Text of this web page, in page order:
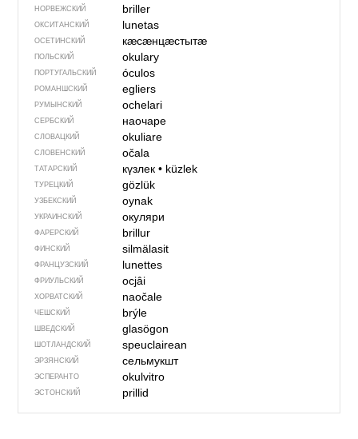
НОРВЕЖСКИЙ briller
ОКСИТАНСКИЙ lunetas
ОСЕТИНСКИЙ кӕсӕнцӕстытӕ
ПОЛЬСКИЙ okulary
ПОРТУГАЛЬСКИЙ óculos
РОМАНШСКИЙ egliers
РУМЫНСКИЙ ochelari
СЕРБСКИЙ наочаре
СЛОВАЦКИЙ okuliare
СЛОВЕНСКИЙ očala
ТАТАРСКИЙ күзлек• küzlek
ТУРЕЦКИЙ gözlük
УЗБЕКСКИЙ oynak
УКРАИНСКИЙ окуляри
ФАРЕРСКИЙ brillur
ФИНСКИЙ silmälasit
ФРАНЦУЗСКИЙ lunettes
ФРИУЛЬСКИЙ ocjâi
ХОРВАТСКИЙ naočale
ЧЕШСКИЙ brýle
ШВЕДСКИЙ glasögon
ШОТЛАНДСКИЙ speuclairean
ЭРЗЯНСКИЙ сельмукшт
ЭСПЕРАНТО okulvitro
ЭСТОНСКИЙ prillid